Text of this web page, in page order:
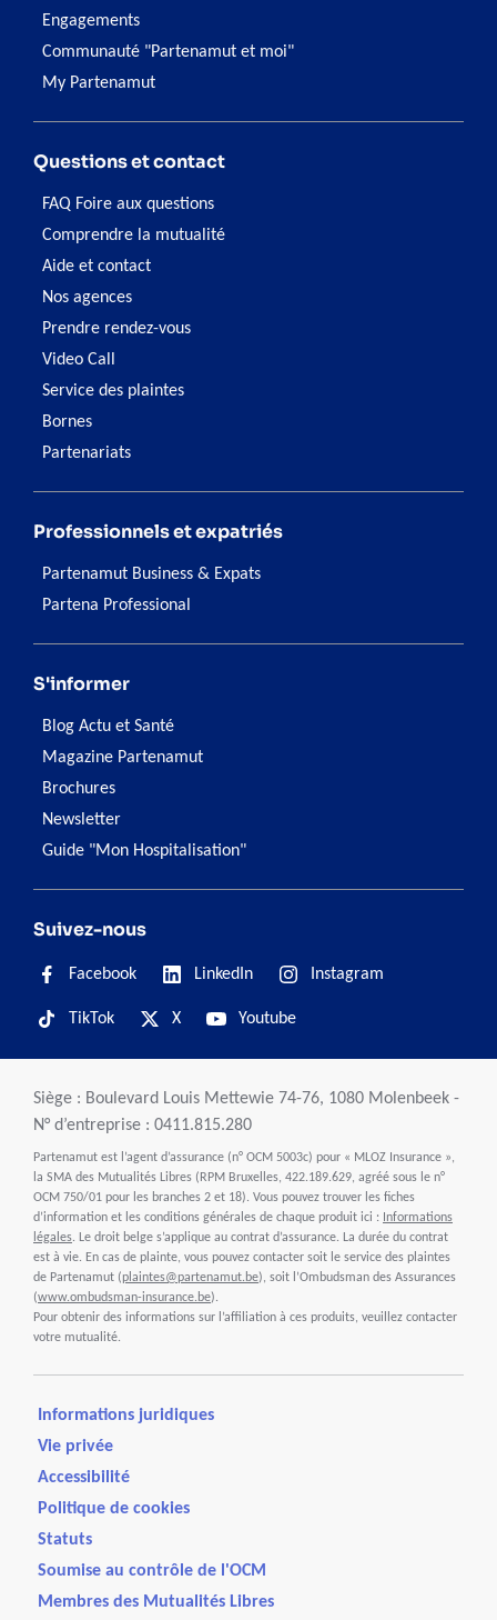
Engagements
Communauté "Partenamut et moi"
My Partenamut
Questions et contact
FAQ Foire aux questions
Comprendre la mutualité
Aide et contact
Nos agences
Prendre rendez-vous
Video Call
Service des plaintes
Bornes
Partenariats
Professionnels et expatriés
Partenamut Business & Expats
Partena Professional
S'informer
Blog Actu et Santé
Magazine Partenamut
Brochures
Newsletter
Guide "Mon Hospitalisation"
Suivez-nous
Facebook LinkedIn Instagram
TikTok X Youtube
Siège : Boulevard Louis Mettewie 74-76, 1080 Molenbeek -
N° d’entreprise : 0411.815.280
Partenamut est l’agent d’assurance (n° OCM 5003c) pour « MLOZ Insurance »,
la SMA des Mutualités Libres (RPM Bruxelles, 422.189.629, agréé sous le n°
OCM 750/01 pour les branches 2 et 18). Vous pouvez trouver les fiches
d’information et les conditions générales de chaque produit ici : Informations
légales. Le droit belge s’applique au contrat d’assurance. La durée du contrat
est à vie. En cas de plainte, vous pouvez contacter soit le service des plaintes
de Partenamut (plaintes@partenamut.be), soit l’Ombudsman des Assurances
(www.ombudsman-insurance.be).
Pour obtenir des informations sur l’affiliation à ces produits, veuillez contacter
votre mutualité.
Informations juridiques
Vie privée
Accessibilité
Politique de cookies
Statuts
Soumise au contrôle de l'OCM
Membres des Mutualités Libres